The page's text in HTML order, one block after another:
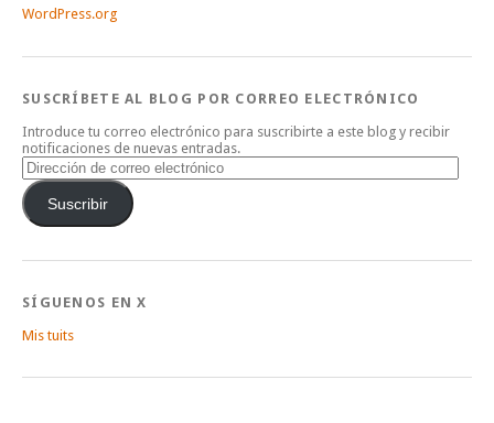
WordPress.org
SUSCRÍBETE AL BLOG POR CORREO ELECTRÓNICO
Introduce tu correo electrónico para suscribirte a este blog y recibir
notificaciones de nuevas entradas.
Dirección
de
correo
electrónico
Suscribir
SÍGUENOS EN X
Mis tuits